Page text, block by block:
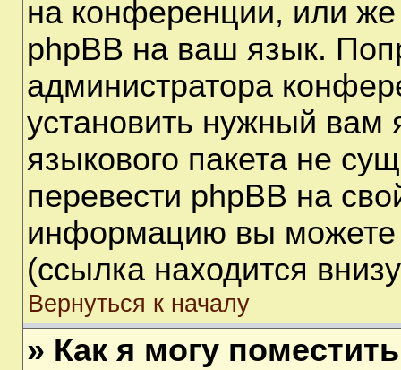
на конференции, или же
phpBB на ваш язык.
администратора
установить нужный вам
языкового пакета не
перевести phpBB на
информацию вы можете
(ссылка находится
Вернуться к началу
» Как я могу